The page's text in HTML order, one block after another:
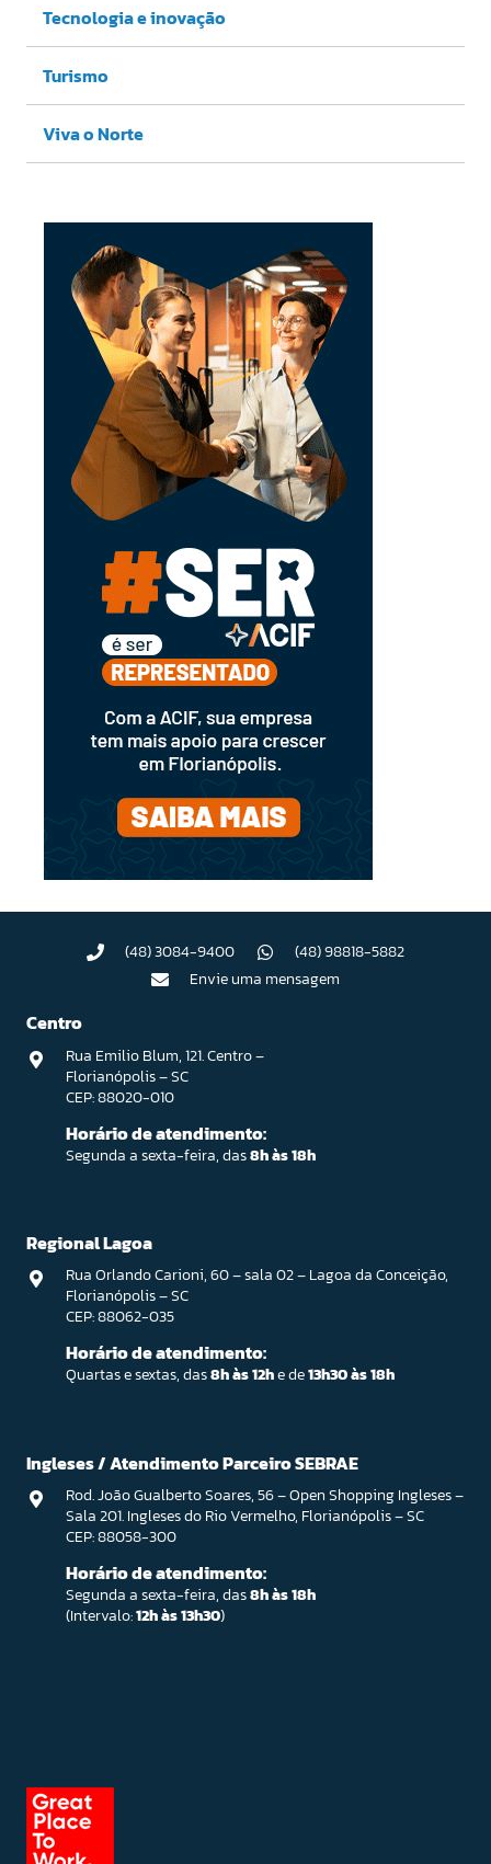
Tecnologia e inovação
Turismo
Viva o Norte
(48) 3084-9400
(48) 98818-5882
Envie uma mensagem
Centro
Rua Emilio Blum, 121. Centro –
Florianópolis – SC
CEP: 88020-010
Horário de atendimento:
Segunda a sexta-feira, das8h às 18h
Regional Lagoa
Rua Orlando Carioni, 60 – sala 02 – Lagoa da Conceição,
Florianópolis – SC
CEP: 88062-035
Horário de atendimento:
Quartas e sextas, das8h às 12he de13h30 às 18h
Ingleses / Atendimento Parceiro SEBRAE
Rod. João Gualberto Soares, 56 – Open Shopping Ingleses –
Sala 201. Ingleses do Rio Vermelho, Florianópolis – SC
CEP: 88058-300
Horário de atendimento:
Segunda a sexta-feira, das8h às 18h
(Intervalo:12h às 13h30)